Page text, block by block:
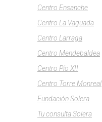
Centro Ensanche
Centro La Vaguada
Centro Larraga
Centro Mendebaldea
Centro Pío XII
Centro Torre Monreal
Fundación Solera
Tu consulta Solera